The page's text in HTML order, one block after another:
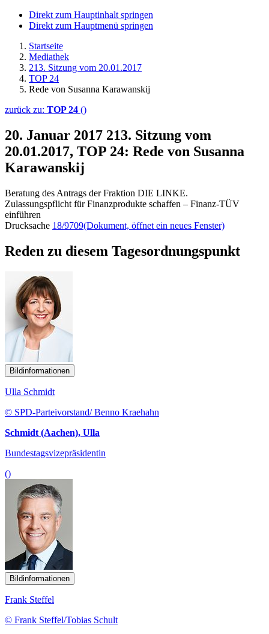
Direkt zum Hauptinhalt springen
Direkt zum Hauptmenü springen
Startseite
Mediathek
213. Sitzung vom 20.01.2017
TOP 24
Rede von Susanna Karawanskij
zurück zu: TOP 24 ()
20. Januar 2017 213. Sitzung vom
20.01.2017, TOP 24: Rede von Susanna
Karawanskij
Beratung des Antrags der Fraktion DIE LINKE.
Zulassungspflicht für Finanzprodukte schaffen – Finanz-TÜV
einführen
Drucksache 18/9709(Dokument, öffnet ein neues Fenster)
Reden zu diesem Tagesordnungspunkt
Bildinformationen
Ulla Schmidt
© SPD-Parteivorstand/ Benno Kraehahn
Schmidt (Aachen), Ulla
Bundestagsvizepräsidentin
()
Bildinformationen
Frank Steffel
© Frank Steffel/Tobias Schult